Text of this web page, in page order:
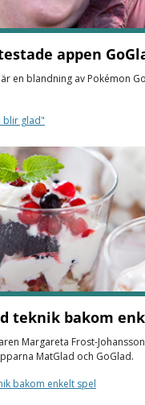
appen
en blandning av Pokémon
blir glad"
teknik bakom
Margareta Frost-
MatGlad och GoGlad.
bakom enkelt spel